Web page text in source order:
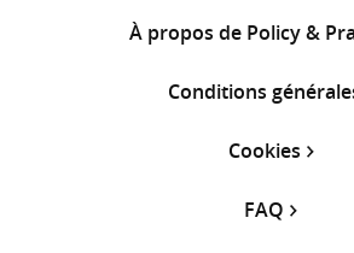
À propos de Policy &
Conditions
Cookies
FAQ